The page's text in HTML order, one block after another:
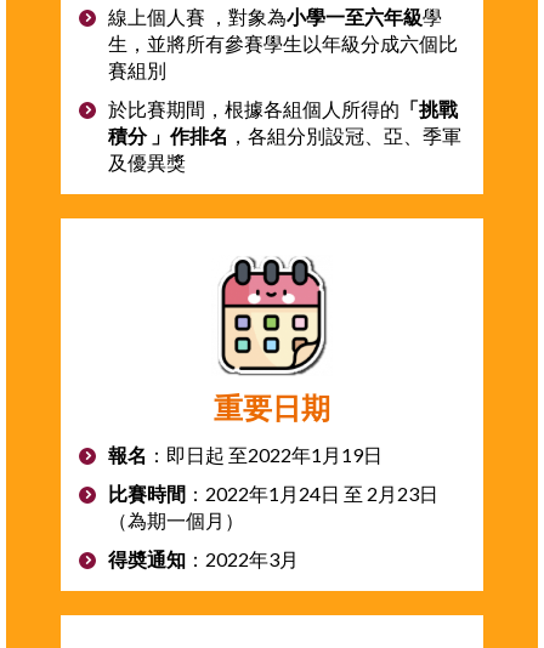
線上個人賽 ，對象為小學一至六年級學
生，並將所有參賽學生以年級分成六個比
賽組別
於比賽期間，根據各組個人所得的 「挑戰
積分 」作排名
，各組分別設冠、亞、季軍
及優異獎
重要日期
報名 ：即日起 至2022年1月19日
比賽時間 ：2022年1月24日 至 2月23日
（為期一個月）
得奬通知 ：2022年3月